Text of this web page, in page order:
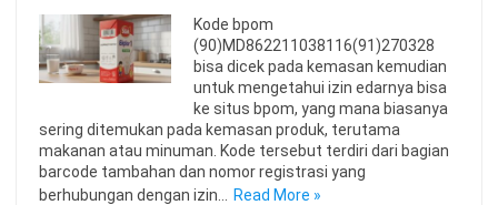
Kode bpom
(90)MD862211038116(91)270328
bisa dicek pada kemasan kemudian
untuk mengetahui izin edarnya bisa
ke situs bpom, yang mana biasanya
sering ditemukan pada kemasan produk, terutama
makanan atau minuman. Kode tersebut terdiri dari bagian
barcode tambahan dan nomor registrasi yang
berhubungan dengan izin…
Read More »